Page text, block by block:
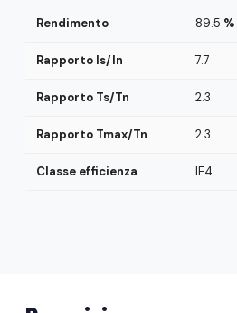
Rendimento 89.5 %
Rapporto Is/In 7.7
Rapporto Ts/Tn 2.3
Rapporto Tmax/Tn 2.3
Classe efficienza IE4